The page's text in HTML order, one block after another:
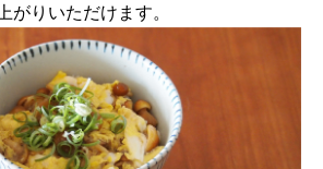
がりいただけます。